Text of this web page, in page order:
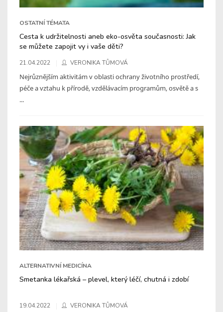
OSTATNÍ TÉMATA
Cesta k udržitelnosti aneb eko-osvěta současnosti: Jak
se můžete zapojit vy i vaše děti?
21.04.2022 VERONIKA TŮMOVÁ
Nejrůznějším aktivitám v oblasti ochrany životního prostředí,
péče a vztahu k přírodě, vzdělávacím programům, osvětě a s
...
ALTERNATIVNÍ MEDICÍNA
Smetanka lékařská – plevel, který léčí, chutná i zdobí
19.04.2022 VERONIKA TŮMOVÁ